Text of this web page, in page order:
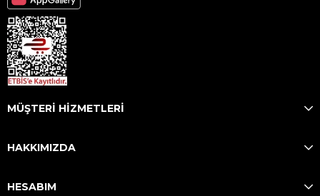
MÜŞTERİ HİZMETLERİ
HAKKIMIZDA
HESABIM